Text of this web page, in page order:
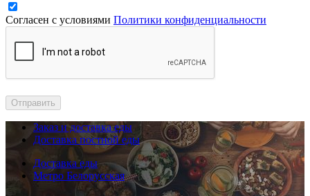
Согласен с условиями Политики конфиденциальности
Отправить
Заказ и доставка еды
Доставка постной еды
Доставка еды
Метро Белорусская